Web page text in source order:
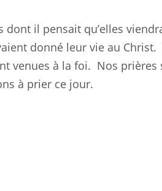
il pensait qu’elles
donné leur vie au Christ.
venues à la foi. Nos prières
à prier ce jour.